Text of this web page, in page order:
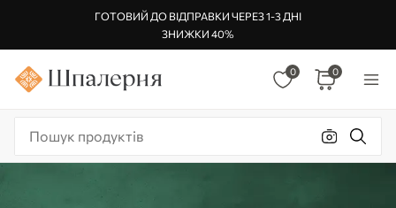
ГОТОВИЙ ДО ВІДПРАВКИ ЧЕРЕЗ 1-3 ДНІ
ЗНИЖКИ 40%
0 0